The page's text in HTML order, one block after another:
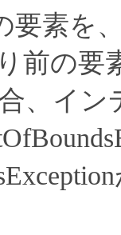
要素を
前の要
、イ